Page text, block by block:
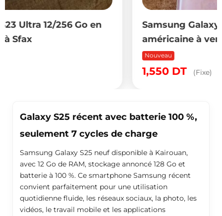
Samsung Galaxy S23 Ultra 256 Go
américaine à vendre à Hammam Chatt
Galaxy S25 récent avec batterie 100 %,
seulement 7 cycles de charge
Samsung Galaxy S25 neuf disponible à Kairouan,
avec 12 Go de RAM, stockage annoncé 128 Go et
batterie à 100 %. Ce smartphone Samsung récent
convient parfaitement pour une utilisation
quotidienne fluide, les réseaux sociaux, la photo, les
vidéos, le travail mobile et les applications